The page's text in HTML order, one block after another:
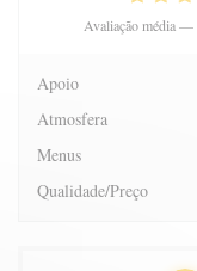
Avaliação média —
Apoio
Atmosfera
Menus
Qualidade/Preço